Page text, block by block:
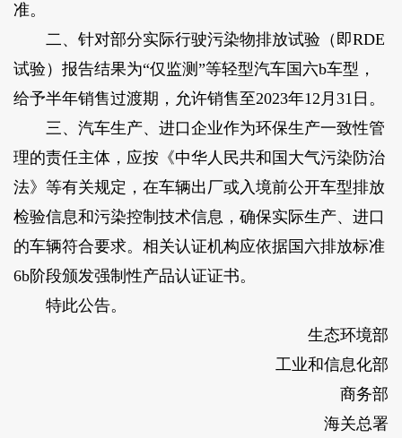
准。
二、针对部分实际行驶污染物排放试验（即RDE
试验）报告结果为“仅监测”等轻型汽车国六b车型，
给予半年销售过渡期，允许销售至2023年12月31日。
三、汽车生产、进口企业作为环保生产一致性管
理的责任主体，应按《中华人民共和国大气污染防治
法》等有关规定，在车辆出厂或入境前公开车型排放
检验信息和污染控制技术信息，确保实际生产、进口
的车辆符合要求。相关认证机构应依据国六排放标准
6b阶段颁发强制性产品认证证书。
特此公告。
生态环境部
工业和信息化部
商务部
海关总署